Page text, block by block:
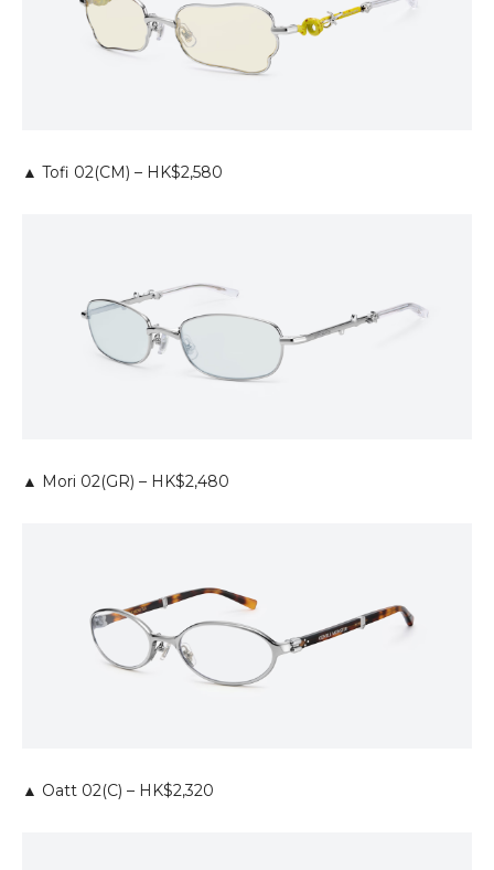
▲ Tofi 02(CM) – HK$2,580
▲ Mori 02(GR) – HK$2,480
▲ Oatt 02(C) – HK$2,320